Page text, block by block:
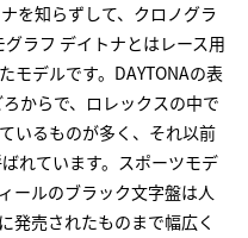
を知らずして、クロノグラ
ラフ デイトナとはレース用
モデルです。DAYTONAの表
からで、ロレックスの中で
いるものが多く、それ以前
れています。スポーツモデ
ールのブラック文字盤は人
発売されたものまで幅広く